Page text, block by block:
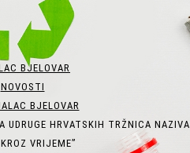
BJELOVAR
NOVOSTI
BJELOVAR
UDRUGE HRVATSKIH TRŽNICA NAZIVA
VRIJEME”